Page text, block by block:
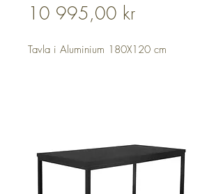
10 995,00 krPris
Tavla i Aluminium 180X120 cm